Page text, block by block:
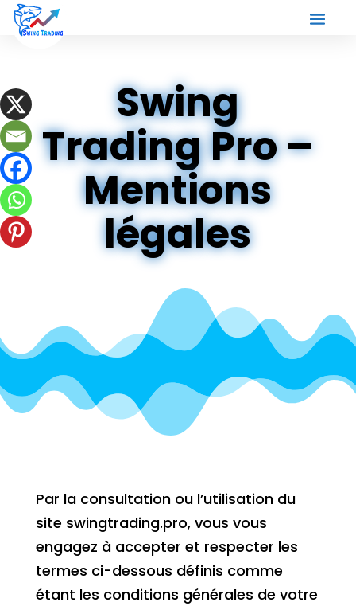
Swing
Trading Pro –
Mentions
légales
Par la consultation ou l’utilisation du
site swingtrading.pro, vous vous
engagez à accepter et respecter les
termes ci-dessous définis comme
étant les conditions générales de votre